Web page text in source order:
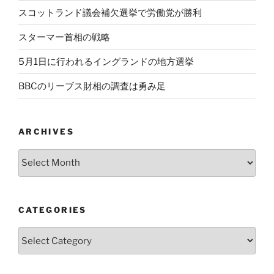
スコットランド議会補欠選挙で労働党が勝利
スターマー首相の戦略
5月1日に行われるイングランドの地方選挙
BBCのリーブス財相の調査は勇み足
ARCHIVES
Archives
CATEGORIES